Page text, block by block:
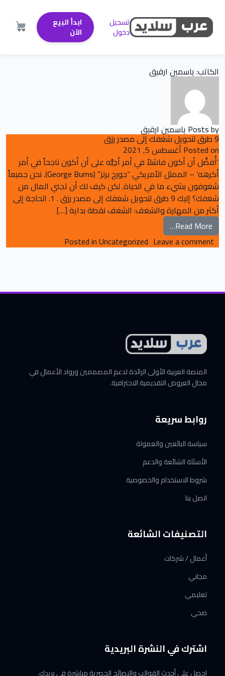
تسجيل
دخول
ابدأ البيع
الآن
الكاتب:ياسمين ارقيق
Posts by ياسمين ارقيق
9 طرق لتحويل شغفك إلى مصدر رزق
Posted on أغسطس 5, 2021
‘أُفضِّل أن أكون فاشلاً في أمر أحِبُّه على أن أكون ناجحاً في أمر
أكرهه’ – الممثل الأمريكي “جورج برنز” (George Burns). نحن جميعاً
شغوفون بشيء ما في الحياة. لكن كيف لك أن تجني المال من
شغفك؟ إليك 9 طرق لتحويل شغفك إلى مصدر رزق . 1. الحاجة إلى
أكثر من المهارة والشغف: الشغف نقطة بداية […]
Read More… from 9 طرق لتحويل شغفك إلى مصدر رزق
Posted inUncategorized Leave a comment
المنصة العربية الأولى الرائدة لدعم المصممين ورواد الأعمال في
مجال العروض التقديمية الاحترافية.
روابط سريعة
سياسة البائعين والعمولة
الأسئلة الشائعة والدعم
شروط الاستخدام والخصوصية
اتصل بنا
التصنيفات الشائعة
أعمال / شركات
مجاني
تعليمي
صحي
اشترك في النشرة البريدية
احصل على أحدث القوالب والنصائح الحصرية مباشرة في بريدك.